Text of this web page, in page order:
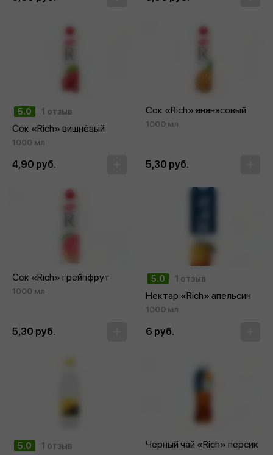
5.0 1 отзыв
Сок «Rich» вишнёвый
1000 мл
4,90 руб.
Сок «Rich» ананасовый
1000 мл
5,30 руб.
Сок «Rich» грейпфрут
1000 мл
5,30 руб.
5.0 1 отзыв
Нектар «Rich» апельсин
1000 мл
6 руб.
5.0 1 отзыв Черный чай «Rich» персик